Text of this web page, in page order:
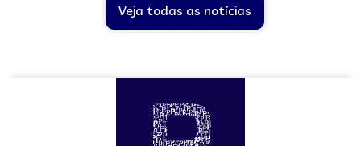
Veja todas as notícias